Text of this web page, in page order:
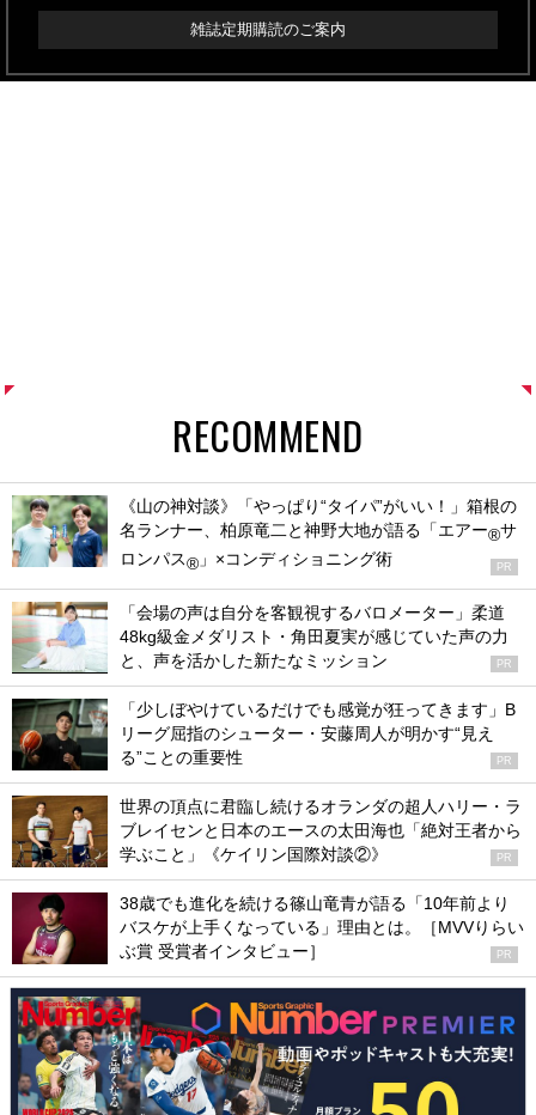
雑誌定期購読のご案内
RECOMMEND
《山の神対談》「やっぱり“タイパ”がいい！」箱根の
名ランナー、柏原竜二と神野大地が語る「エアー®サ
ロンパス® 」×コンディショニング術 PR
「会場の声は自分を客観視するバロメーター」柔道
48kg級金メダリスト・角田夏実が感じていた声の力
と、声を活かした新たなミッション
PR
「少しぼやけているだけでも感覚が狂ってきます」B
リーグ屈指のシューター・安藤周人が明かす“見え
る”ことの重要性
PR
世界の頂点に君臨し続けるオランダの超人ハリー・ラ
ブレイセンと日本のエースの太田海也「絶対王者から
学ぶこと」《ケイリン国際対談②》
PR
38歳でも進化を続ける篠山竜青が語る「10年前より
バスケが上手くなっている」理由とは。［MVVりらい
ぶ賞 受賞者インタビュー］
PR